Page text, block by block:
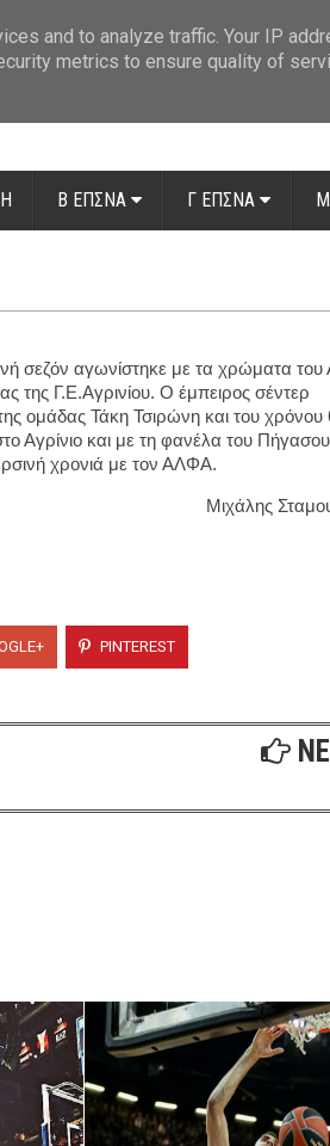
Β ΕΠΣΝΑ Γ ΕΠΣΝΑ
σεζόν αγωνίστηκε με τα χρώματα
της Γ.Ε.Αγρινίου. Ο έμπειρος σέντερ
ομάδας Τάκη Τσιρώνη και του χρόνου
Αγρίνιο και με τη φανέλα του Πήγασου
χρονιά με τον ΑΛΦΑ.
Μιχάλης
PINTEREST
and to analyze traffic. Your IP
metrics to ensure quality of